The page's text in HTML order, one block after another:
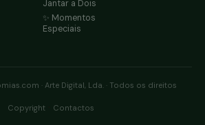
Jantar a Dois
✨ Momentos
Especiais
· Arte Digital, Lda. · Todos os direitos
Copyright
Contactos